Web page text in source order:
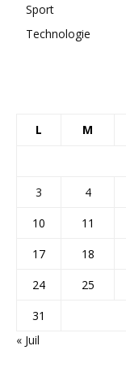
Sport
Technologie
L M
3
4
10
11
17
18
24
25
31
« Juil